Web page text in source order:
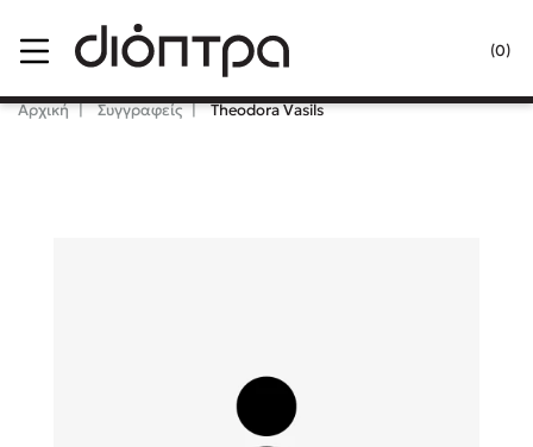
(0)
Κλείσιμο
Αρχική Συγγραφείς Theodora Vasils